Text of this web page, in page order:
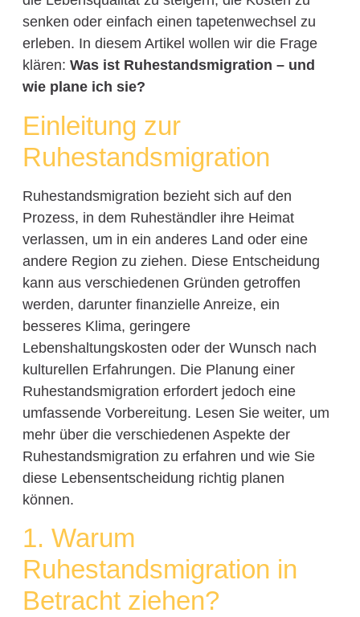
senken oder einfach einen tapetenwechsel zu
erleben. In diesem Artikel wollen wir die Frage
klären: Was ist Ruhestandsmigration – und
wie plane ich sie?
Einleitung zur
Ruhestandsmigration
Ruhestandsmigration bezieht sich auf den
Prozess, in dem Ruheständler ihre Heimat
verlassen, um in ein anderes Land oder eine
andere Region zu ziehen. Diese Entscheidung
kann aus verschiedenen Gründen getroffen
werden, darunter finanzielle Anreize, ein
besseres Klima, geringere
Lebenshaltungskosten oder der Wunsch nach
kulturellen Erfahrungen. Die Planung einer
Ruhestandsmigration erfordert jedoch eine
umfassende Vorbereitung. Lesen Sie weiter, um
mehr über die verschiedenen Aspekte der
Ruhestandsmigration zu erfahren und wie Sie
diese Lebensentscheidung richtig planen
können.
1. Warum
Ruhestandsmigration in
Betracht ziehen?